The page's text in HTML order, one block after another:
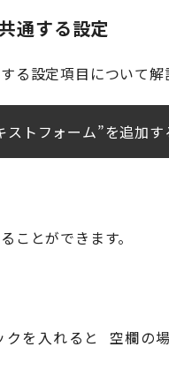
通する設定
る設定項目について解
トフォーム”を追加す
ことができます。
クを入れると 空欄の